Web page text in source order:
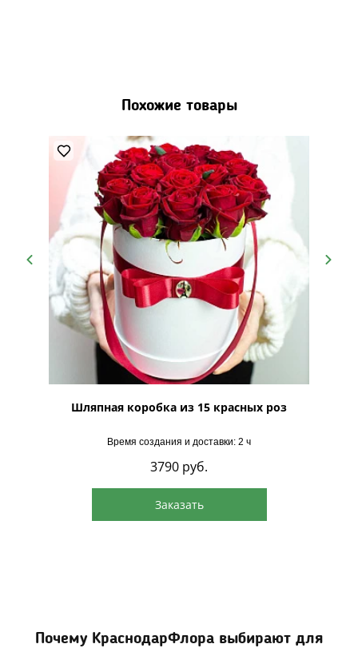
Похожие товары
Шляпная коробка из 15 красных роз
Время создания и доставки: 2 ч
3790 руб.
Заказать
Почему КраснодарФлора выбирают для